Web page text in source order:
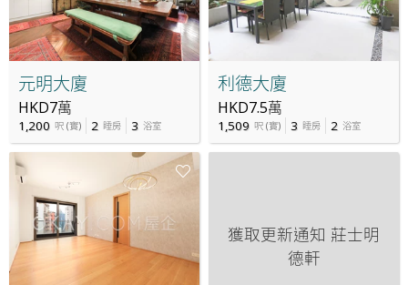
元明大廈
HKD7萬
1,200 呎 (實) 2 睡房 3 浴室
利德大廈
HKD7.5萬
1,509 呎 (實) 3 睡房 2 浴室
獲取更新通知 莊士明
德軒